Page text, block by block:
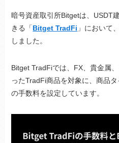
暗号資産取引所Bitgetは、USDT
きる「Bitget TradFi 」において
しました。
Bitget TradFiでは、FX、貴金属
ったTradFi商品を対象に、商品
の手数料を設定しています。